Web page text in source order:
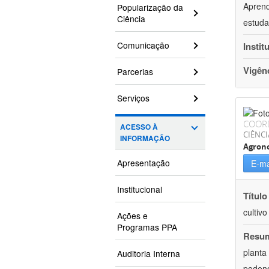
Popularização da
Ciência
Comunicação
Parcerias
Serviços
ACESSO À
INFORMAÇÃO
Apresentação
Institucional
Ações e
Programas PPA
Auditoria Interna
E-
planta